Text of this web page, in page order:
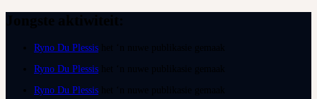
Ryno Du Plessis
Ryno Du Plessis
Ryno Du Plessis